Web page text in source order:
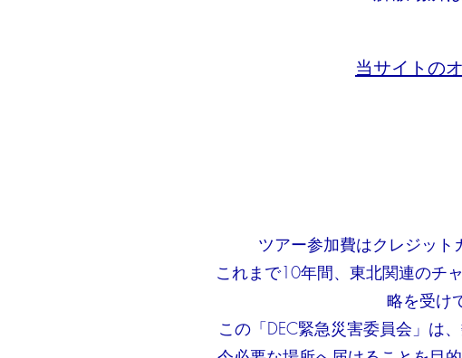
当サイトの
ツアー参加費はクレジット
これまで10年間、東北関連のチ
略を受け
この「DEC緊急災害委員会」は